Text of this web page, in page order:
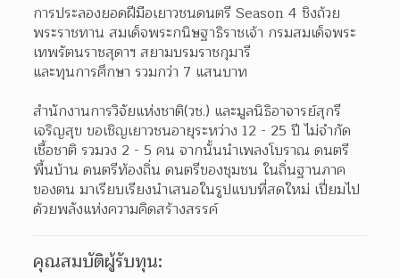
การประลองยอดฝีมือเยาวชนดนตรี Season 4 ชิงถ้วย
พระราชทาน สมเด็จพระกนิษฐาธิราชเจ้า กรมสมเด็จพระ
เทพรัตนราชสุดาฯ สยามบรมราชกุมารี
และทุนการศึกษา รวมกว่า 7 แสนบาท
สำนักงานการวิจัยแห่งชาติ(วช.) และมูลนิธิอาจารย์สุกรี
เจริญสุข ขอเชิญเยาวชนอายุระหว่าง 12 - 25 ปี ไม่จำกัด
เชื้อชาติ รวมวง 2 - 5 คน จากนั้นนำเพลงโบราณ ดนตรี
พื้นบ้าน ดนตรีท้องถิ่น ดนตรีของชุมชน ในถิ่นฐานภาค
ของตน มาเรียบเรียงนำเสนอในรูปแบบที่สดใหม่ เปี่ยมไป
ด้วยพลังแห่งความคิดสร้างสรรค์
คุณสมบัติผู้รับทุน: